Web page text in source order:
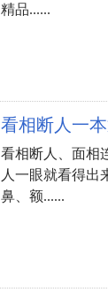
精品......
看相断人一
看相断人、面相
人一眼就看得出
鼻、额......